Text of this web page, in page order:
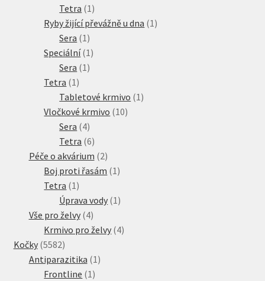
produkty
Tetra 1 1
produkt
Ryby žijící převážně u dna 1 1
Sera 1 1
produkt
Speciální 1 1
Sera 1 1
Tetra 1 1
produkt
Tabletové krmivo 1 1
Vločkové krmivo 1010
Sera 44
produkty
Tetra 66
produktů
Péče o akvárium 22
produkty
Boj proti řasám 1 1
Tetra 1 1
produkt
Úprava vody 1 1
Vše pro želvy 44
produkty
Krmivo pro želvy 44
Kočky 55825582
produktů
Antiparazitika 1 1
Frontline 1 1